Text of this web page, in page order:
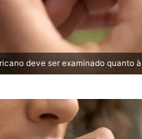
deve ser examinado quanto